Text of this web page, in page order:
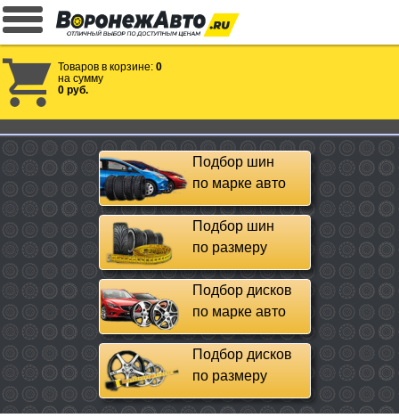
Товаров в корзине: 0
на сумму
0 руб.
Подбор шин
по марке авто
Подбор шин
по размеру
Подбор дисков
по марке авто
Подбор дисков
по размеру